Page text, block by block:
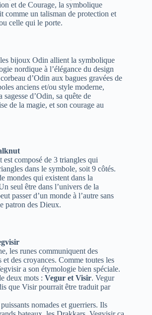
et de Courage, la symbolique
comme un talisman de protection et
celle qui le porte.
bijoux Odin allient la symbolique
nordique à l’élégance du design
d’Odin aux bagues gravées de
anciens et/ou style moderne,
sagesse d’Odin, sa quête de
de la magie, et son courage au
composé de 3 triangles qui
dans le symbole, soit 9 côtés.
mondes qui existent dans la
seul être dans l’univers de la
passer d’un monde à l’autre sans
patron des Dieux.
les runes communiquent des
et des croyances. Comme toutes les
a son étymologie bien spéciale.
deux mots : Vegur et Visir. Vegur
que Visir pourrait être traduit par
nomades et guerriers. Ils